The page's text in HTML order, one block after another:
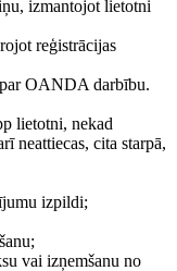
izmantojot lietotni
reģistrācijas
OANDA darbību.
lietotni, nekad
neattiecas, cita starpā,
izpildi;
vai izņemšanu no